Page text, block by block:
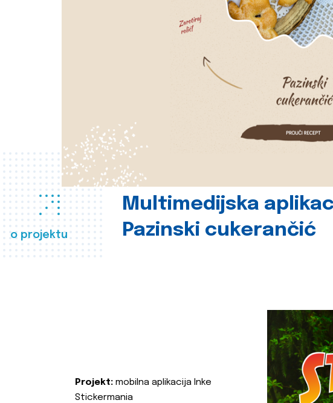
o projektu
Multimedijska
Pazinski cukerančić
Projekt: mobilna aplikacija Inke
Stickermania